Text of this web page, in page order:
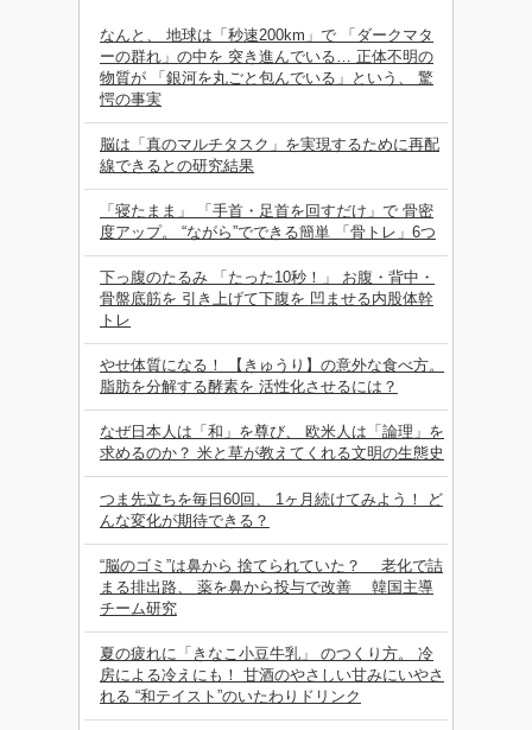
なんと、 地球は「秒速200km」で 「ダークマタ
ーの群れ」の中を 突き進んでいる… 正体不明の
物質が 「銀河を丸ごと包んでいる」という、 驚
愕の事実
脳は「真のマルチタスク」を実現するために再配
線できるとの研究結果
「寝たまま」 「手首・足首を回すだけ」で 骨密
度アップ。 “ながら”でできる簡単 「骨トレ」6つ
下っ腹のたるみ 「たった10秒！」 お腹・背中・
骨盤底筋を 引き上げて下腹を 凹ませる内股体幹
トレ
やせ体質になる！ 【きゅうり】の意外な食べ方。
脂肪を分解する酵素を 活性化させるには？
なぜ日本人は「和」を尊び、 欧米人は「論理」を
求めるのか？ 米と草が教えてくれる文明の生態史
つま先立ちを毎日60回、 1ヶ月続けてみよう！ ど
んな変化が期待できる？
“脳のゴミ”は鼻から 捨てられていた？ 老化で詰
まる排出路、 薬を鼻から投与で改善 韓国主導
チーム研究
夏の疲れに「きなこ小豆牛乳」 のつくり方。 冷
房による冷えにも！ 甘酒のやさしい甘みにいやさ
れる “和テイスト”のいたわりドリンク